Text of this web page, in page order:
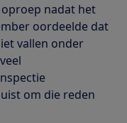
nadat het
oordeelde dat
vallen onder
om die reden